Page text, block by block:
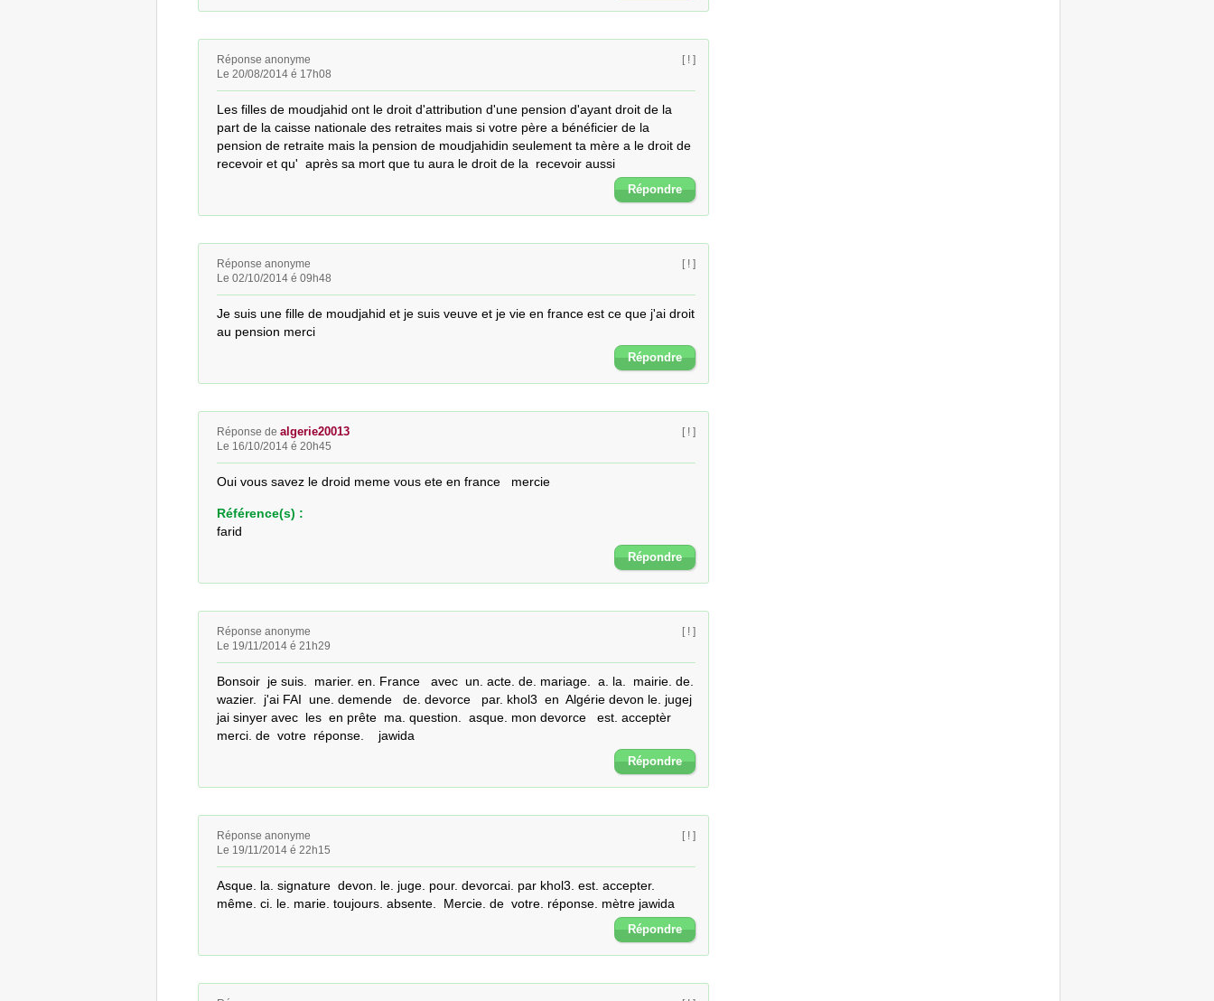
Réponse anonyme
Le 20/08/2014 é 17h08
[ ! ]
Les filles de moudjahid ont le droit d'attribution d'une pension d'ayant droit de la
part de la caisse nationale des retraites mais si votre père a bénéficier de la
pension de retraite mais la pension de moudjahidin seulement ta mère a le droit de
recevoir et qu'  après sa mort que tu aura le droit de la  recevoir aussi
Répondre
Réponse anonyme
Le 02/10/2014 é 09h48
[ ! ]
Je suis une fille de moudjahid et je suis veuve et je vie en france est ce que j'ai droit
au pension merci
Répondre
Réponse de algerie20013
Le 16/10/2014 é 20h45
[ ! ]
Oui vous savez le droid meme vous ete en france   mercie
Référence(s) :
farid
Répondre
Réponse anonyme
Le 19/11/2014 é 21h29
[ ! ]
Bonsoir  je suis.  marier. en. France   avec  un. acte. de. mariage.  a. la.  mairie. de.
wazier.  j'ai FAI  une. demende   de. devorce   par. khol3  en  Algérie devon le. jugej
jai sinyer avec  les  en prête  ma. question.  asque. mon devorce   est. acceptèr
merci. de  votre  réponse.    jawida
Répondre
Réponse anonyme
Le 19/11/2014 é 22h15
[ ! ]
Asque. la. signature  devon. le. juge. pour. devorcai. par khol3. est. accepter.
même. ci. le. marie. toujours. absente.  Mercie. de  votre. réponse. mètre jawida
Répondre